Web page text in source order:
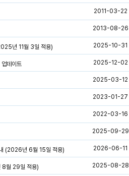
2011-03-22
2013-08-26
년 11월 3일 적용) 2025-10-31
데이트 2025-12-02
2025-03-12
2023-01-27
2022-03-16
2025-09-29
내 (2026년 6월 15일 적용) 2026-06-11
8월 29일 적용) 2025-08-28